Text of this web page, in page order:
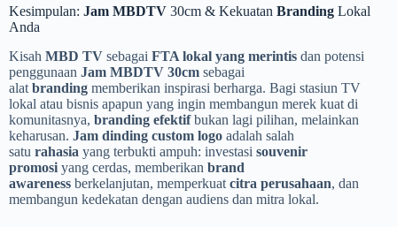
Kesimpulan: Jam MBDTV 30cm & Kekuatan Branding Lokal
Anda
Kisah MBD TV sebagai FTA lokal yang merintis dan potensi
penggunaan Jam MBDTV 30cm sebagai
alat branding memberikan inspirasi berharga. Bagi stasiun TV
lokal atau bisnis apapun yang ingin membangun merek kuat di
komunitasnya, branding efektifbukan lagi pilihan, melainkan
keharusan. Jam dinding custom logo adalah salah
satu rahasia yang terbukti ampuh: investasi souvenir
promosi yang cerdas, memberikan brand
awareness berkelanjutan, memperkuat citra perusahaan, dan
membangun kedekatan dengan audiens dan mitra lokal.